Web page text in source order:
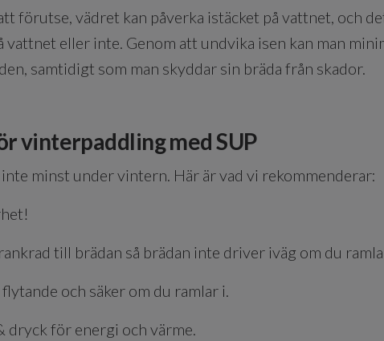
förutse, vädret kan påverka istäcket på vattnet, och
vattnet eller inte. Genom att undvika isen kan man
samtidigt som man skyddar sin bräda från skador.
vinterpaddling med SUP
minst under vintern. Här är vad vi rekommenderar:
till brädan så brädan inte driver iväg om du
och säker om du ramlar i.
dryck för energi och värme.